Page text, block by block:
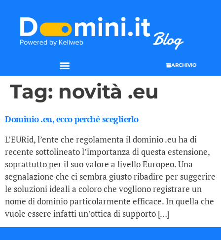
ARCHIVIO
Tag: novità .eu
Dominio .eu, ecco perché sceglierlo
L’EURid, l’ente che regolamenta il dominio .eu ha di
recente sottolineato l’importanza di questa estensione,
soprattutto per il suo valore a livello Europeo. Una
segnalazione che ci sembra giusto ribadire per suggerire
le soluzioni ideali a coloro che vogliono registrare un
nome di dominio particolarmente efficace. In quella che
vuole essere infatti un’ottica di supporto […]